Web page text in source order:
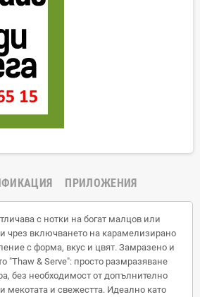
ПРИЛОЖЕНИЯ
с нотки на богат малцов или
чрез включването на карамелизирано
с форма, вкус и цвят. Замразено и
"Thaw & Serve": просто размразяване
без необходимост от допълнително
мекотата и свежестта. Идеално като